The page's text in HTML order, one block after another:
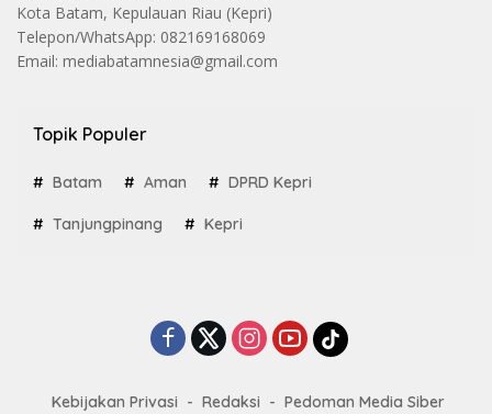
Kota Batam, Kepulauan Riau (Kepri)
Telepon/WhatsApp: 082169168069
Email: mediabatamnesia@gmail.com
Topik Populer
Batam Aman DPRD Kepri
Tanjungpinang Kepri
Kebijakan Privasi Redaksi Pedoman Media Siber